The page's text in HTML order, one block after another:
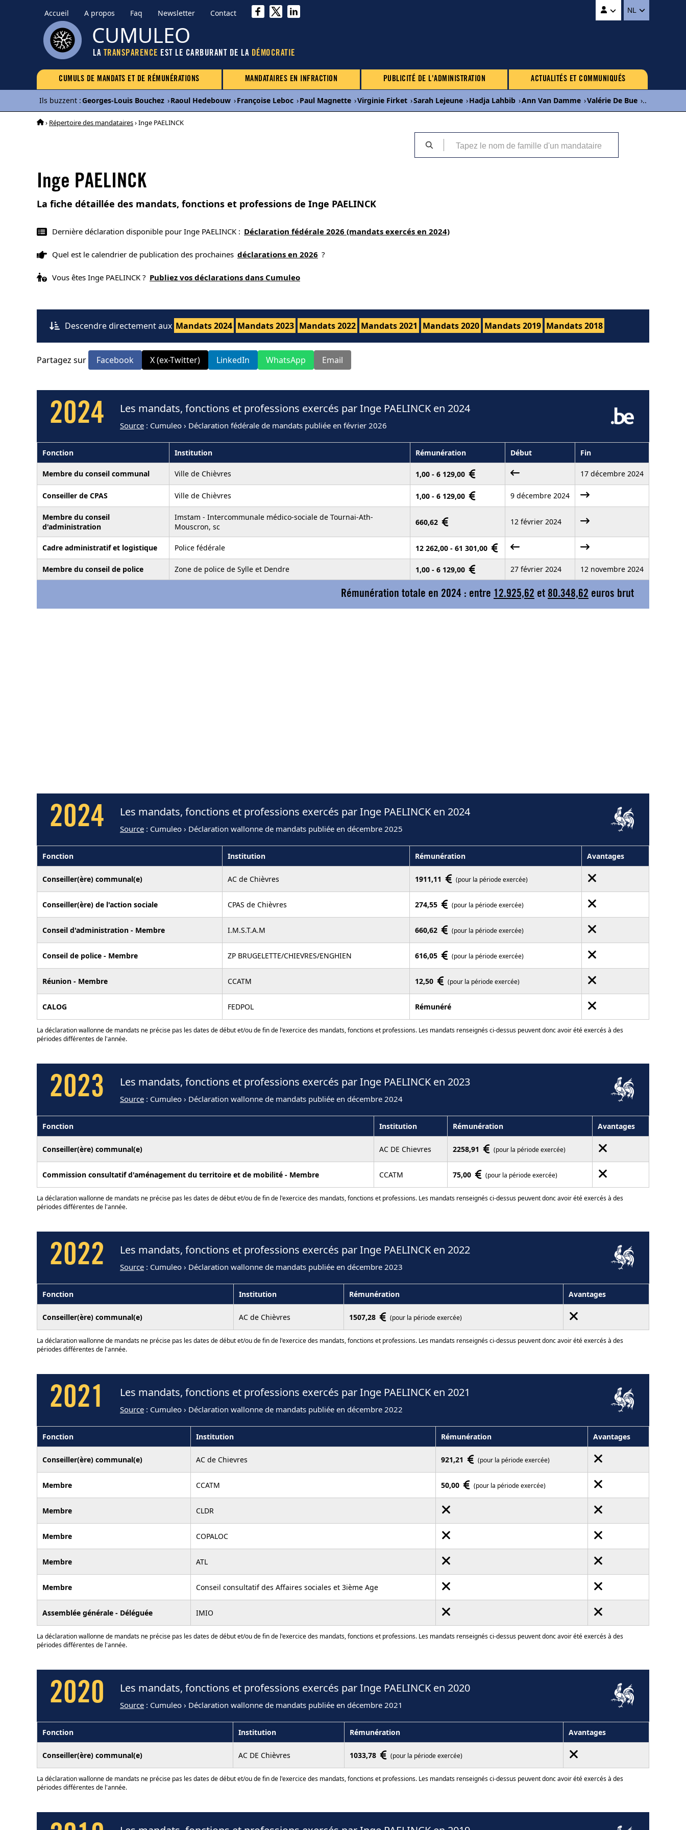
Accueil A propos Faq Newsletter Contact NL
CUMULEO
LA TRANSPARENCE EST LE CARBURANT DE LA DÉMOCRATIE
CUMULS DE MANDATS ET DE RÉMUNÉRATIONS MANDATAIRES EN INFRACTION PUBLICITÉ DE L'ADMINISTRATION ACTUALITÉS ET COMMUNIQUÉS
Ils buzzent :Georges-Louis Bouchez ›Raoul Hedebouw ›Françoise Leboc ›Paul Magnette ›Virginie Firket ›Sarah Lejeune ›Hadja Lahbib ›Ann Van Damme ›Valérie De Bue ›...
› Répertoire des mandataires› Inge PAELINCK
Inge PAELINCK
La fiche détaillée des mandats, fonctions et professions de Inge PAELINCK
Dernière déclaration disponible pour Inge PAELINCK : Déclaration fédérale 2026 (mandats exercés en 2024)
Quel est le calendrier de publication des prochaines déclarations en 2026 ?
Vous êtes Inge PAELINCK ? Publiez vos déclarations dans Cumuleo
Descendre directement aux Mandats 2024 Mandats 2023 Mandats 2022 Mandats 2021 Mandats 2020 Mandats 2019 Mandats 2018
Partagez sur Facebook X (ex-Twitter) LinkedIn WhatsApp Email
2024 Les mandats, fonctions et professions exercés par Inge PAELINCK en 2024
Source : Cumuleo › Déclaration fédérale de mandats publiée en février 2026
Fonction Institution Rémunération Début Fin
Membre du conseil communal Ville de Chièvres 1,00 - 6 129,00 17 décembre 2024
Conseiller de CPAS Ville de Chièvres 1,00 - 6 129,00 9 décembre 2024
Membre du conseil
d'administration
Imstam - Intercommunale médico-sociale de Tournai-Ath-
Mouscron, sc
660,62 12 février 2024
Cadre administratif et logistique Police fédérale 12 262,00 - 61 301,00
Membre du conseil de police Zone de police de Sylle et Dendre 1,00 - 6 129,00 27 février 2024 12 novembre 2024
Rémunération totale en 2024 : entre 12.925,62 et 80.348,62 euros brut
2024 Les mandats, fonctions et professions exercés par Inge PAELINCK en 2024
Source : Cumuleo › Déclaration wallonne de mandats publiée en décembre 2025
Fonction Institution Rémunération Avantages
Conseiller(ère) communal(e) AC de Chièvres 1911,11 (pour la période exercée)
Conseiller(ère) de l'action sociale CPAS de Chièvres 274,55 (pour la période exercée)
Conseil d'administration - Membre I.M.S.T.A.M 660,62 (pour la période exercée)
Conseil de police - Membre ZP BRUGELETTE/CHIEVRES/ENGHIEN 616,05 (pour la période exercée)
Réunion - Membre CCATM 12,50 (pour la période exercée)
CALOG FEDPOL Rémunéré
La déclaration wallonne de mandats ne précise pas les dates de début et/ou de fin de l'exercice des mandats, fonctions et professions. Les mandats renseignés ci-dessus peuvent donc avoir été exercés à des
périodes différentes de l'année.
2023 Les mandats, fonctions et professions exercés par Inge PAELINCK en 2023
Source : Cumuleo › Déclaration wallonne de mandats publiée en décembre 2024
Fonction Institution Rémunération Avantages
Conseiller(ère) communal(e) AC DE Chievres 2258,91 (pour la période exercée)
Commission consultatif d'aménagement du territoire et de mobilité - Membre CCATM 75,00 (pour la période exercée)
La déclaration wallonne de mandats ne précise pas les dates de début et/ou de fin de l'exercice des mandats, fonctions et professions. Les mandats renseignés ci-dessus peuvent donc avoir été exercés à des
périodes différentes de l'année.
2022 Les mandats, fonctions et professions exercés par Inge PAELINCK en 2022
Source : Cumuleo › Déclaration wallonne de mandats publiée en décembre 2023
Fonction Institution Rémunération Avantages
Conseiller(ère) communal(e) AC de Chièvres 1507,28 (pour la période exercée)
La déclaration wallonne de mandats ne précise pas les dates de début et/ou de fin de l'exercice des mandats, fonctions et professions. Les mandats renseignés ci-dessus peuvent donc avoir été exercés à des
périodes différentes de l'année.
2021 Les mandats, fonctions et professions exercés par Inge PAELINCK en 2021
Source : Cumuleo › Déclaration wallonne de mandats publiée en décembre 2022
Fonction Institution Rémunération Avantages
Conseiller(ère) communal(e) AC de Chievres 921,21 (pour la période exercée)
Membre CCATM 50,00 (pour la période exercée)
Membre CLDR
Membre COPALOC
Membre ATL
Membre Conseil consultatif des Affaires sociales et 3ième Age
Assemblée générale - Déléguée IMIO
La déclaration wallonne de mandats ne précise pas les dates de début et/ou de fin de l'exercice des mandats, fonctions et professions. Les mandats renseignés ci-dessus peuvent donc avoir été exercés à des
périodes différentes de l'année.
2020 Les mandats, fonctions et professions exercés par Inge PAELINCK en 2020
Source : Cumuleo › Déclaration wallonne de mandats publiée en décembre 2021
Fonction Institution Rémunération Avantages
Conseiller(ère) communal(e) AC DE Chièvres 1033,78 (pour la période exercée)
La déclaration wallonne de mandats ne précise pas les dates de début et/ou de fin de l'exercice des mandats, fonctions et professions. Les mandats renseignés ci-dessus peuvent donc avoir été exercés à des
périodes différentes de l'année.